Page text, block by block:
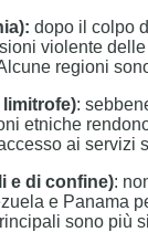
dopo il colpo
violente
regioni
limitrofe):
etniche
ai servizi
e di confine):
e Panama
sono più